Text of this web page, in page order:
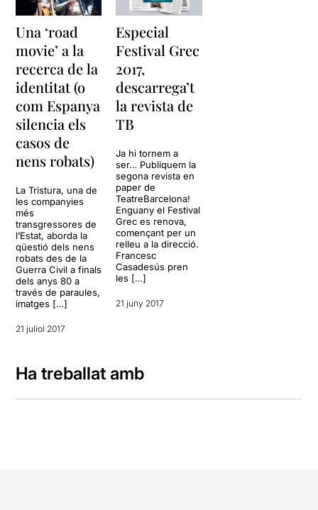
Una ‘road
movie’ a la
recerca de la
identitat (o
com Espanya
silencia els
casos de
nens robats)
La Tristura, una de
les companyies
més
transgressores de
l’Estat, aborda la
qüestió dels nens
robats des de la
Guerra Civil a finals
dels anys 80 a
través de paraules,
imatges […]
21 juliol 2017
Especial
Festival Grec
2017,
descarrega’t
la revista de
TB
Ja hi tornem a
ser… Publiquem la
segona revista en
paper de
TeatreBarcelona!
Enguany el Festival
Grec es renova,
començant per un
relleu a la direcció.
Francesc
Casadesús pren
les […]
21 juny 2017
Ha treballat amb